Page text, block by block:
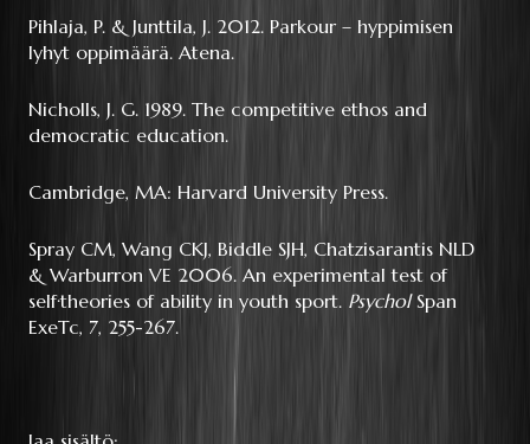
Pihlaja, P. & Junttila, J. 2012. Parkour – hyppimisen
lyhyt oppimäärä. Atena.
Nicholls, J. G. 1989. The competitive ethos and
democratic education.
Cambridge, MA: Harvard University Press.
Spray CM, Wang CKJ, Biddle SJH, Chatzisarantis NLD
& Warburron VE 2006. An experimental test of
self·theories of ability in youth sport. Psychol Span
ExeTc, 7, 255-267.